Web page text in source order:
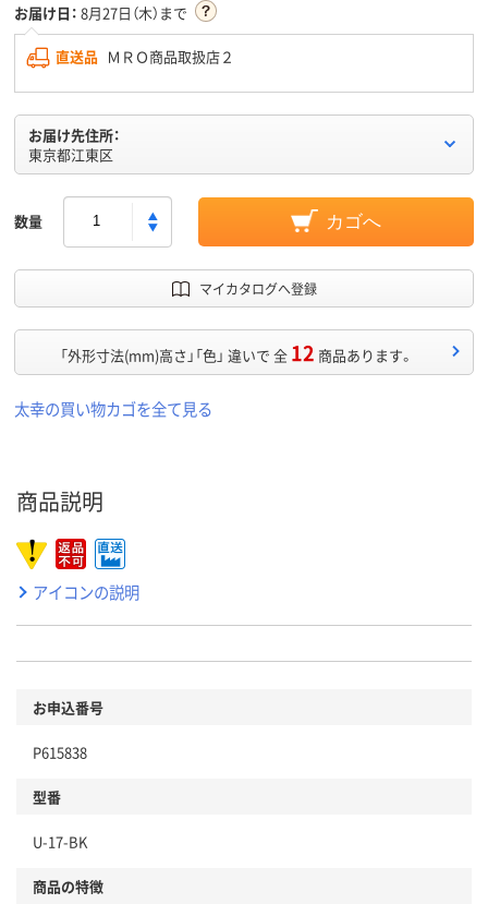
お届け日： 8月27日（木）まで
直送品 ＭＲＯ商品取扱店２
お届け先住所：
東京都江東区
数量 カゴへ
マイカタログへ登録
「外形寸法(mm)高さ」「色」 違いで 全 12 商品あります。
太幸の買い物カゴを全て見る
商品説明
アイコンの説明
お申込番号
P615838
型番
U-17-BK
商品の特徴